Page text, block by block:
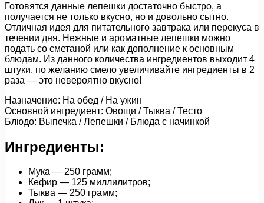
Готовятся данные лепешки достаточно быстро, а
получается не только вкусно, но и довольно сытно.
Отличная идея для питательного завтрака или перекуса в
течении дня. Нежные и ароматные лепешки можно
подать со сметаной или как дополнение к основным
блюдам. Из данного количества ингредиентов выходит 4
штуки, по желанию смело увеличивайте ингредиенты в 2
раза — это невероятно вкусно!
Назначение: На обед / На ужин
Основной ингредиент: Овощи / Тыква / Тесто
Блюдо: Выпечка / Лепешки / Блюда с начинкой
Ингредиенты:
Мука — 250 грамм;
Кефир — 125 миллилитров;
Тыква — 250 грамм;